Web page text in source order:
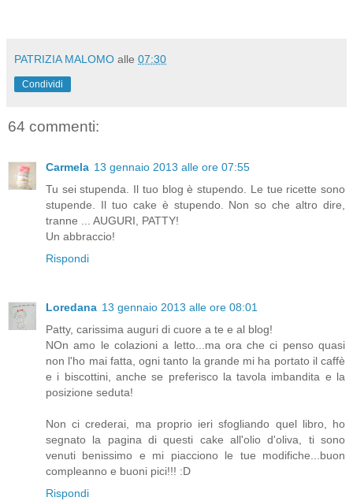
PATRIZIA MALOMO alle 07:30
Condividi
64 commenti:
Carmela 13 gennaio 2013 alle ore 07:55
Tu sei stupenda. Il tuo blog è stupendo. Le tue ricette sono
stupende. Il tuo cake è stupendo. Non so che altro dire,
tranne ... AUGURI, PATTY!
Un abbraccio!
Rispondi
Loredana 13 gennaio 2013 alle ore 08:01
Patty, carissima auguri di cuore a te e al blog!
NOn amo le colazioni a letto...ma ora che ci penso quasi
non l'ho mai fatta, ogni tanto la grande mi ha portato il caffè
e i biscottini, anche se preferisco la tavola imbandita e la
posizione seduta!
Non ci crederai, ma proprio ieri sfogliando quel libro, ho
segnato la pagina di questi cake all'olio d'oliva, ti sono
venuti benissimo e mi piacciono le tue modifiche...buon
compleanno e buoni pici!!! :D
Rispondi